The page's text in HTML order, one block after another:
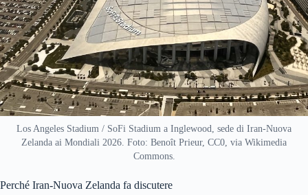
Los Angeles Stadium / SoFi Stadium a Inglewood, sede di Iran-Nuova
Zelanda ai Mondiali 2026. Foto: Benoît Prieur, CC0, via Wikimedia
Commons.
Perché Iran-Nuova Zelanda fa discutere